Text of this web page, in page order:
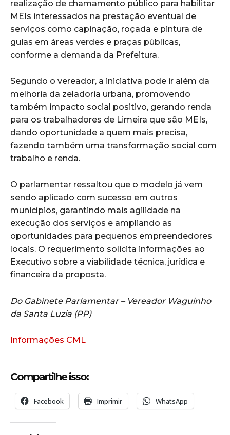
realização de chamamento público para habilitar
MEIs interessados na prestação eventual de
serviços como capinação, roçada e pintura de
guias em áreas verdes e praças públicas,
conforme a demanda da Prefeitura.
Segundo o vereador, a iniciativa pode ir além da
melhoria da zeladoria urbana, promovendo
também impacto social positivo, gerando renda
para os trabalhadores de Limeira que são MEIs,
dando oportunidade a quem mais precisa,
fazendo também uma transformação social com
trabalho e renda.
O parlamentar ressaltou que o modelo já vem
sendo aplicado com sucesso em outros
municípios, garantindo mais agilidade na
execução dos serviços e ampliando as
oportunidades para pequenos empreendedores
locais. O requerimento solicita informações ao
Executivo sobre a viabilidade técnica, jurídica e
financeira da proposta.
Do Gabinete Parlamentar – Vereador Waguinho
da Santa Luzia (PP)
Informações CML
Compartilhe isso:
Facebook Imprimir WhatsApp